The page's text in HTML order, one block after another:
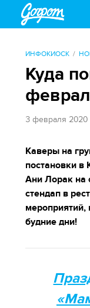
ИНФОКИОСК
Куда
3 февраля 2020
Каверы на
постановки в
Ани Лорак на
стендап в
мероприятий,
будние дни!